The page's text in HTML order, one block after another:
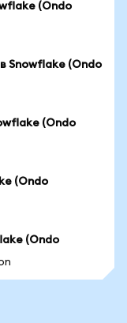
(Ondo
Snowflake (Ondo
(Ondo
(Ondo
(Ondo